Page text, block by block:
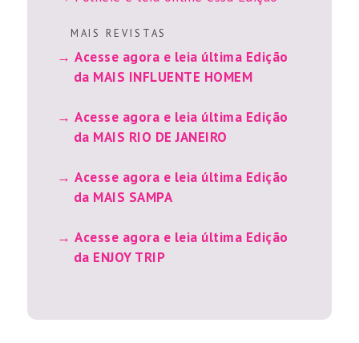
M A I S R E V I S T A S
Acesse agora e leia última Edição
da MAIS INFLUENTE HOMEM
Acesse agora e leia última Edição
da MAIS RIO DE JANEIRO
Acesse agora e leia última Edição
da MAIS SAMPA
Acesse agora e leia última Edição
da ENJOY TRIP